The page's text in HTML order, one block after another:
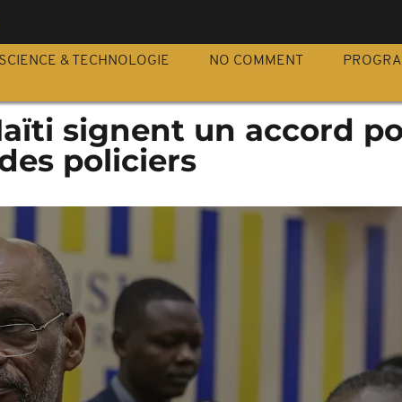
SCIENCE & TECHNOLOGIE NO COMMENT
signent un accord
policiers